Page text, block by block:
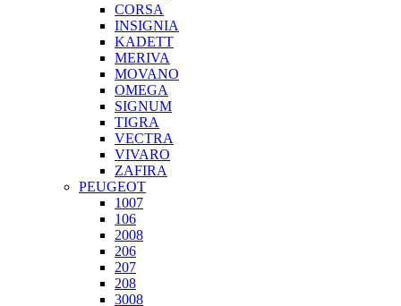
CORSA
INSIGNIA
KADETT
MERIVA
MOVANO
OMEGA
SIGNUM
TIGRA
VECTRA
VIVARO
ZAFIRA
PEUGEOT
1007
106
2008
206
207
208
3008